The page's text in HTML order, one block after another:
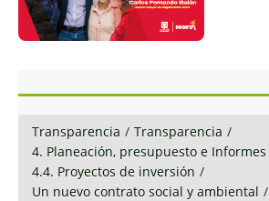
Transparencia / Transparencia /
4. Planeación, presupuesto e Informes
4.4. Proyectos de inversión /
Un nuevo contrato social y ambiental /